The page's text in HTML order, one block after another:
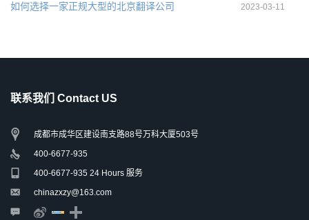
如何选择一家正规大型的北京翻译公司 2023-03-11
联系我们 Contact US
成都市成华区建设南支路88号万科大厦503号
400-6677-935
400-6677-935 24 Hours 服务
chinazxzy@163.com